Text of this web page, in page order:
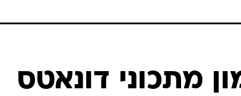
מתכוני דונאטס